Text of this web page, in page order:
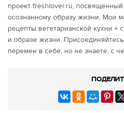
проект freshlover.ru,
осознанному образу жизни. Мои
рецепты вегетарианской кухни +
и образе жизни.
перемен в себе, но не знаете, с